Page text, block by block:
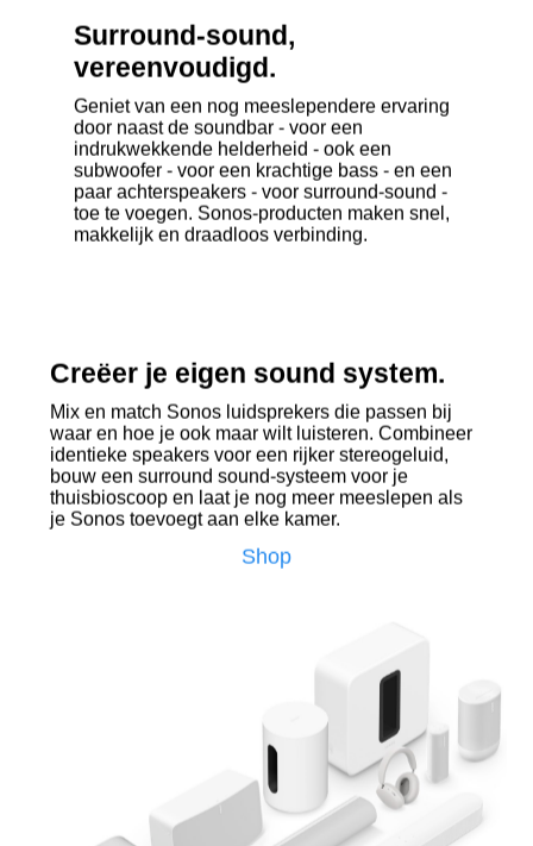
Surround-sound,
vereenvoudigd.
Geniet van een nog meeslependere ervaring
door naast de soundbar - voor een
indrukwekkende helderheid - ook een
subwoofer - voor een krachtige bass - en een
paar achterspeakers - voor surround-sound -
toe te voegen. Sonos-producten maken snel,
makkelijk en draadloos verbinding.
Creëer je eigen sound system.
Mix en match Sonos luidsprekers die passen bij
waar en hoe je ook maar wilt luisteren. Combineer
identieke speakers voor een rijker stereogeluid,
bouw een surround sound-systeem voor je
thuisbioscoop en laat je nog meer meeslepen als
je Sonos toevoegt aan elke kamer.
Shop